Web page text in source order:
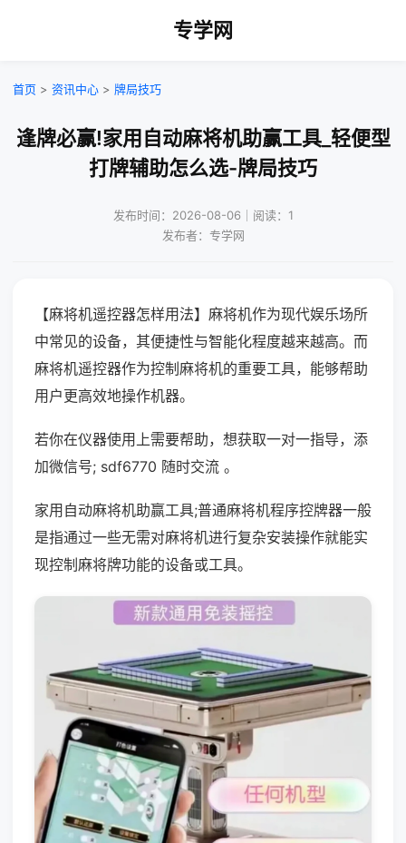
专学网
首页 > 资讯中心 > 牌局技巧
逢牌必赢!家用自动麻将机助赢工具_轻便型
打牌辅助怎么选-牌局技巧
发布时间：2026-08-06｜阅读：1
发布者：专学网
【麻将机遥控器怎样用法】麻将机作为现代娱乐场所
中常见的设备，其便捷性与智能化程度越来越高。而
麻将机遥控器作为控制麻将机的重要工具，能够帮助
用户更高效地操作机器。
若你在仪器使用上需要帮助，想获取一对一指导，添
加微信号; sdf6770 随时交流 。
家用自动麻将机助赢工具;普通麻将机程序控牌器一般
是指通过一些无需对麻将机进行复杂安装操作就能实
现控制麻将牌功能的设备或工具。